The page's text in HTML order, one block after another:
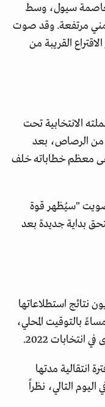
سيول، وسط
مرتفعة. وقد صوت
القريبة من
الانتخابية تحت
من الرصاص، بعد
معظم خطاباته خلف
"سيُظهر قوة
بداية جديدة بعد
نتائج استطلاعاتها
بالتوقيت المحلي،
2022.
انتقالية مدتها
التالي، نظراً